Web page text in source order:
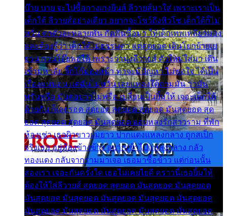
บ๊าย บาย จะไปซื้อกางเกงยีนส์ ลีวายส์มาใส่ เพราะเราเป็น
เด็กใต้ ลีวายส์อย่างเดียว อยากจะโชว์ถึงหิวโซ เด็กใต้ก็ไม่
หวั่น ตกตัวละหลายพัน กัดฟันซื้อมา ให้เด็กเทพเหลียวมอง
และต้องรู้ว่า เด็กใต้ไม่ธรรมดา แต่สุดยอด เดินโยกย้ายเย
ยวน กวนโอ๊ยพอได้ เพราะว่านุ่งลีวายส์ ตัวใหม่ใส่มา เดิน
เข้ามหาลัย จิ๊กโก๊มองหน้า ท่าจะมีปัญหา ไม่พอใจ ได้เป็น
เรื่องแน่นอน แต่ฉันไม่หวั่น เลยแหลงใต้ถามมัน ว่ามัน
พรั่นพรือ มันตอบว่าไม่พรื่อ เปลี่ยนเป็นยิ้มให้ เจอะเด็กใต้
ด้วยกัน ก็เลยรอด สุดยอด สุดยอด สุดยอด มันสุดยอด สุด
ยอด สุดยอด สุดยอด มันสุดยอด แอบหลงรักสาวราม ที่พัก
ห้องเช่า เธอผิวขาวผมยาว ปากแดงแหลงกลาง ถูกสเป็ก
จริงเธอ อยู่ห้องข้างข้าง อยากเข้าไปแหลงกลาง กลัว
ทองแดง กลับจากรามมาเจอ เธอมาซื้อข้าว แต่ก่อนนั้น
สองเรา เจอะกันครั้งใด เธอไม่เคยไยดี คราวนี้เธอยิ้มให้
ต้องให้ใส่ลีวายส์ สุดยอด สุดยอด มันสุดยอด มันสุดยอด
มันสุดยอด มันสุดยอด มันสุดยอด มันสุดยอด มันสุดยอด
มันสุดยอด มันสุดยอด มันสุดยอด มันสุดยอด มันสุดยอด